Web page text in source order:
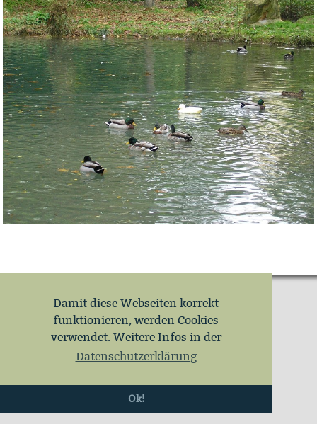
Damit diese Webseiten korrekt
funktionieren, werden Cookies
verwendet. Weitere Infos in der
Datenschutzerklärung
Ok!